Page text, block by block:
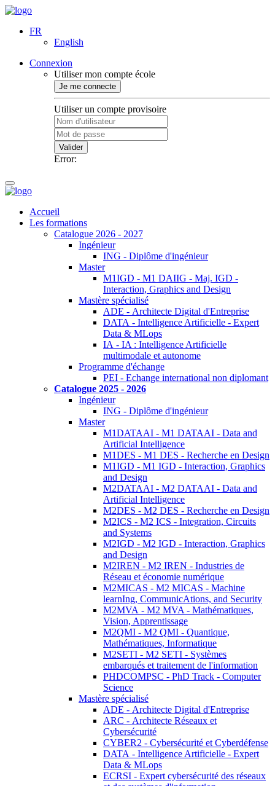
FR
English
Connexion
Utiliser mon compte école
Je me connecte
Utiliser un compte provisoire
Valider
Error:
Accueil
Les formations
Catalogue 2026 - 2027
Ingénieur
ING - Diplôme d'ingénieur
Master
M1IGD - M1 DAIIG - Maj. IGD -
Interaction, Graphics and Design
Mastère spécialisé
ADE - Architecte Digital d'Entreprise
DATA - Intelligence Artificielle - Expert
Data & MLops
IA - IA : Intelligence Artificielle
multimodale et autonome
Programme d'échange
PEI - Echange international non diplomant
Catalogue 2025 - 2026
Ingénieur
ING - Diplôme d'ingénieur
Master
M1DATAAI - M1 DATAAI - Data and
Artificial Intelligence
M1DES - M1 DES - Recherche en Design
M1IGD - M1 IGD - Interaction, Graphics
and Design
M2DATAAI - M2 DATAAI - Data and
Artificial Intelligence
M2DES - M2 DES - Recherche en Design
M2ICS - M2 ICS - Integration, Circuits
and Systems
M2IGD - M2 IGD - Interaction, Graphics
and Design
M2IREN - M2 IREN - Industries de
Réseau et économie numérique
M2MICAS - M2 MICAS - Machine
learnIng, CommunicAtions, and Security
M2MVA - M2 MVA - Mathématiques,
Vision, Apprentissage
M2QMI - M2 QMI - Quantique,
Mathématiques, Informatique
M2SETI - M2 SETI - Systèmes
embarqués et traitement de l'information
PHDCOMPSC - PhD Track - Computer
Science
Mastère spécialisé
ADE - Architecte Digital d'Entreprise
ARC - Architecte Réseaux et
Cybersécurité
CYBER2 - Cybersécurité et Cyberdéfense
DATA - Intelligence Artificielle - Expert
Data & MLops
ECRSI - Expert cybersécurité des réseaux